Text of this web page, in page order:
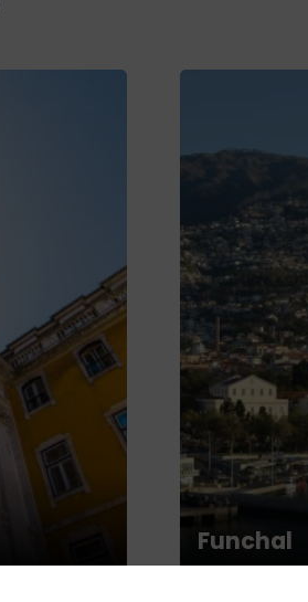
Funchal